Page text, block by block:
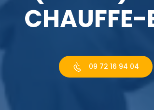
CHAUFFE-
09 72 16 94 04